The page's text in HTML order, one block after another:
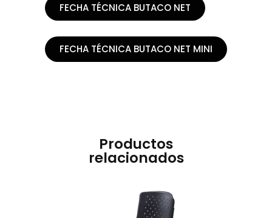
FECHA TÉCNICA BUTACO NET
FECHA TÉCNICA BUTACO NET MINI
Productos
relacionados